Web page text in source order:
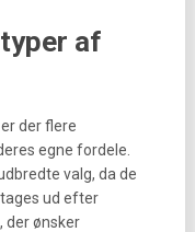
af
der flere
egne fordele.
valg, da de
ud efter
der ønsker